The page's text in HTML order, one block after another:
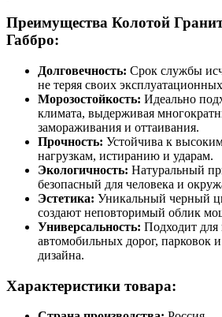
Преимущества Колотой
Габбро:
Долговечность: Срок службы
не теряя своих
Морозостойкость: Идеально
климата, выдерживая
замораживания и оттаивания.
Прочность: Устойчива к
нагрузкам, истиранию и ударам.
Экологичность: Натуральный
безопасный для человека и
Эстетика: Уникальный черный
создают неповторимый облик
Универсальность: Подходит
автомобильных дорог, парковок
дизайна.
Характеристики товара: